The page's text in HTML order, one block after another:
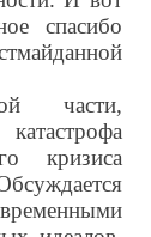
спасибо
части,
кризиса